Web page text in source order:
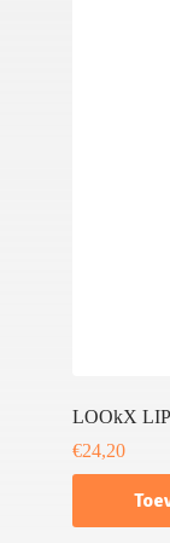
LOOkX
€24,20